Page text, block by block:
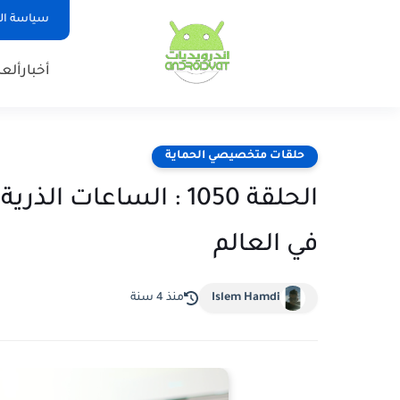
سياسة
أخبار
حلقات متخصيصي الحماية
في العالم
Islem Hamdi منذ 4 سنة